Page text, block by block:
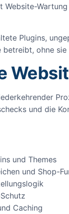
Website-
Plugins,
betreibt, ohne
und die
und Themes
und Shop-
Caching